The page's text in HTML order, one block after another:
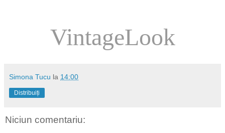
VintageLook
Simona Tucu la 14:00
Distribuiți
Niciun comentariu: